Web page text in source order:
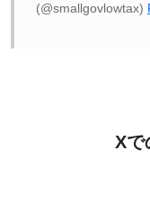
(@smallgovlowtax)
Xで